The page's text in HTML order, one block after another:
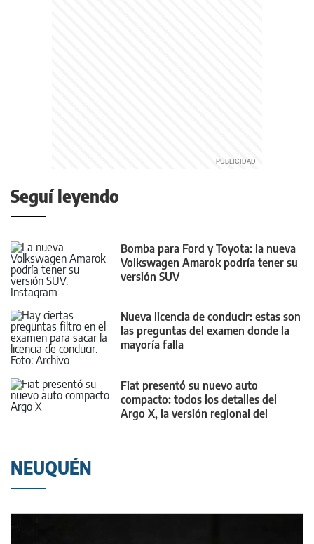
Seguí leyendo
Bomba para Ford y Toyota: la nueva
Volkswagen Amarok podría tener su
versión SUV
Nueva licencia de conducir: estas son
las preguntas del examen donde la
mayoría falla
Fiat presentó su nuevo auto
compacto: todos los detalles del
Argo X, la versión regional del
NEUQUÉN